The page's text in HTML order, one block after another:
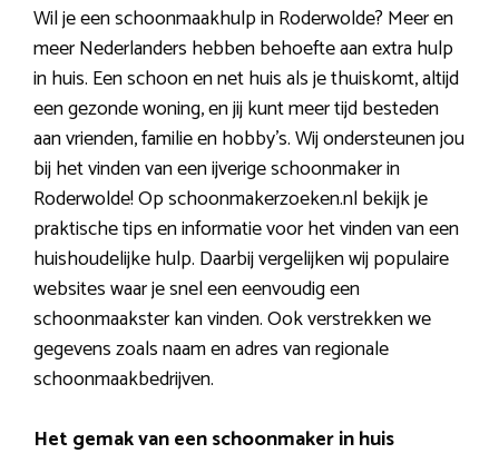
Wil je een schoonmaakhulp in Roderwolde? Meer en
meer Nederlanders hebben behoefte aan extra hulp
in huis. Een schoon en net huis als je thuiskomt, altijd
een gezonde woning, en jij kunt meer tijd besteden
aan vrienden, familie en hobby’s. Wij ondersteunen jou
bij het vinden van een ijverige schoonmaker in
Roderwolde! Op schoonmakerzoeken.nl bekijk je
praktische tips en informatie voor het vinden van een
huishoudelijke hulp. Daarbij vergelijken wij populaire
websites waar je snel een eenvoudig een
schoonmaakster kan vinden. Ook verstrekken we
gegevens zoals naam en adres van regionale
schoonmaakbedrijven.
Het gemak van een schoonmaker in huis